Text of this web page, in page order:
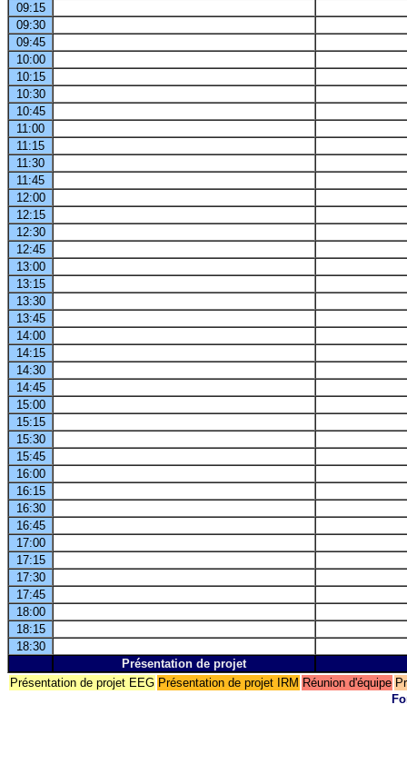
09:15
09:30
09:45
10:00
10:15
10:30
10:45
11:00
11:15
11:30
11:45
12:00
12:15
12:30
12:45
13:00
13:15
13:30
13:45
14:00
14:15
14:30
14:45
15:00
15:15
15:30
15:45
16:00
16:15
16:30
16:45
17:00
17:15
17:30
17:45
18:00
18:15
18:30
Présentation de projet
Présentation de projet EEG Présentation de projet IRM Réunion d'équipe